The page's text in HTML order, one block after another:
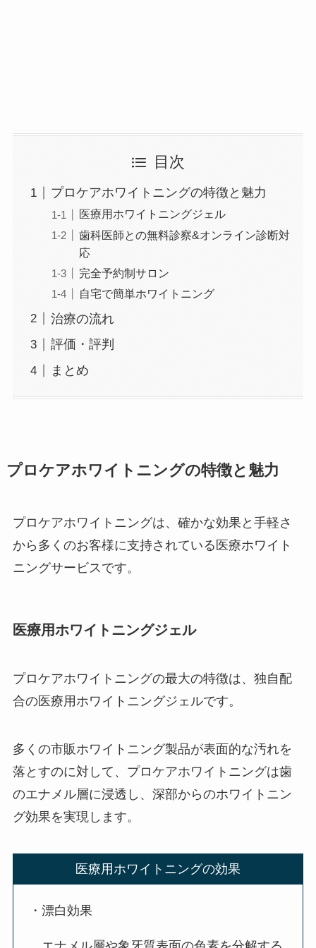
目次
プロケアホワイトニングの特徴と魅力
医療用ホワイトニングジェル
歯科医師との無料診察&オンライン診断対
応
完全予約制サロン
自宅で簡単ホワイトニング
治療の流れ
評価・評判
まとめ
プロケアホワイトニングの特徴と魅力
プロケアホワイトニングは、確かな効果と手軽さ
から多くのお客様に支持されている医療ホワイト
ニングサービスです。
医療用ホワイトニングジェル
プロケアホワイトニングの最大の特徴は、独自配
合の医療用ホワイトニングジェルです。
多くの市販ホワイトニング製品が表面的な汚れを
落とすのに対して、プロケアホワイトニングは歯
のエナメル層に浸透し、深部からのホワイトニン
グ効果を実現します。
医療用ホワイトニングの効果
・漂白効果